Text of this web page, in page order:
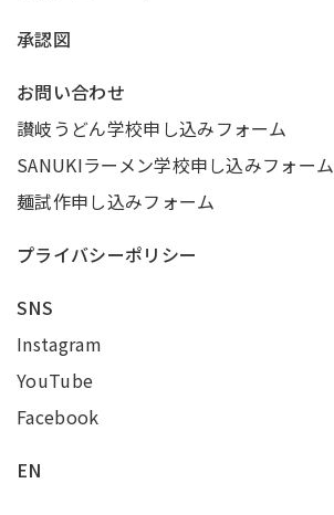
承認図
お問い合わせ
讃岐うどん学校申し込みフォーム
SANUKIラーメン学校申し込みフォーム
麺試作申し込みフォーム
プライバシーポリシー
SNS
Instagram
YouTube
Facebook
EN